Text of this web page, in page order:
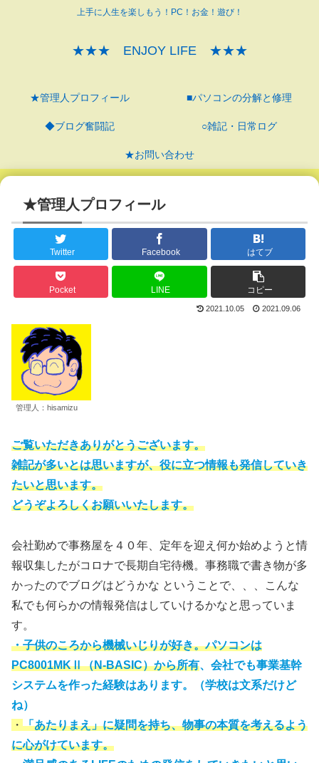
上手に人生を楽しもう！PC！お金！遊び！
★★★ ENJOY LIFE ★★★
★管理人プロフィール ■パソコンの分解と修理
◆ブログ奮闘記 ○雑記・日常ログ
★お問い合わせ
★管理人プロフィール
Twitter Facebook はてブ
Pocket LINE コピー
2021.10.05 2021.09.06
管理人：hisamizu
ご覧いただきありがとうございます。
雑記が多いとは思いますが、役に立つ情報も発信していき
たいと思います。
どうぞよろしくお願いいたします。
会社勤めで事務屋を４０年、定年を迎え何か始めようと情
報収集したがコロナで長期自宅待機。事務職で書き物が多
かったのでブログはどうかな ということで、、、こんな
私でも何らかの情報発信はしていけるかなと思っていま
す。
・子供のころから機械いじりが好き。パソコンは
PC8001MKⅡ（N-BASIC）から所有、会社でも事業基幹
システムを作った経験はあります。（学校は文系だけど
ね）
・ 「あたりまえ」に疑問を持ち、物事の本質を考えるよう
に心がけています。